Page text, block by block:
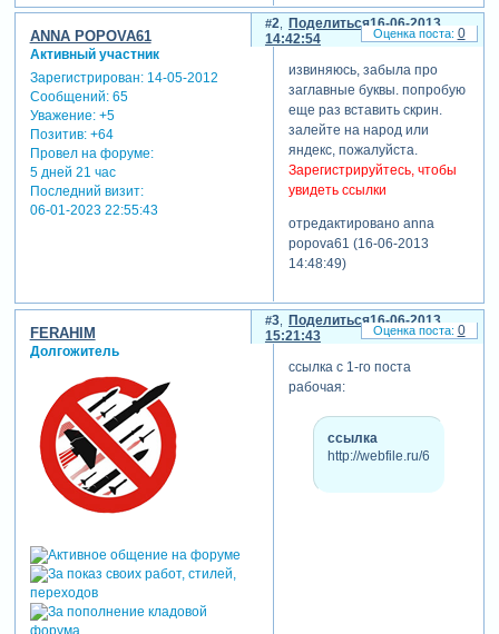
02-2012 04:18:23)
Поделиться
2
16-06-2013
14:42:54
ANNA POPOVA61
Активный участник
Зарегистрирован: 14-05-2012
Сообщений:65
Уважение: +5
Позитив: +64
Провел на форуме:
5 дней 21 час
Последний визит:
06-01-2023 22:55:43
извиняюсь, забыла про
заглавные буквы. попробую
еще раз вставить скрин.
залейте на народ или
яндекс, пожалуйста.
Зарегистрируйтесь, чтобы
увидеть ссылки
отредактировано anna
popova61 (16-06-2013
14:48:49)
0
Поделиться
3
16-06-2013
15:21:43
FERAHIM
Долгожитель
ссылка с 1-го поста
рабочая:
ссылка
http://webfile.ru/6465947
0